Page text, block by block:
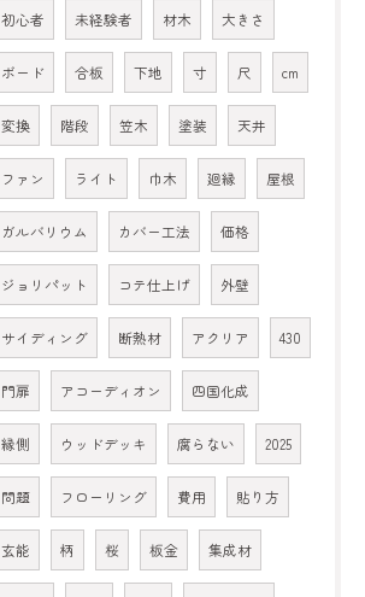
初心者 未経験者 材木 大きさ
ボード 合板 下地 寸 尺 cm
変換 階段 笠木 塗装 天井
ファン ライト 巾木 廻縁 屋根
ガルバリウム カバー工法 価格
ジョリパット コテ仕上げ 外壁
サイディング 断熱材 アクリア 430
門扉 アコーディオン 四国化成
縁側 ウッドデッキ 腐らない 2025
問題 フローリング 費用 貼り方
玄能 柄 桜 板金 集成材